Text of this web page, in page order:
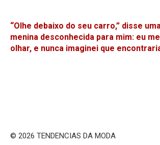
“Olhe debaixo do seu carro,” disse
menina desconhecida para mim: eu
olhar, e nunca imaginei que
© 2026 TENDENCIAS DA MODA